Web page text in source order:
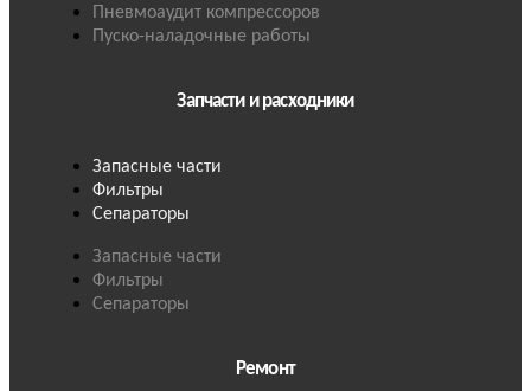
Пневмоаудит компрессоров
Пуско-наладочные работы
Запчасти и расходники
Запасные части
Фильтры
Сепараторы
Запасные части
Фильтры
Сепараторы
Ремонт